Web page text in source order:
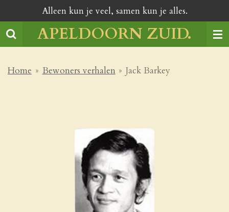
direct
naar
de
APELDOORN ZUID.
Alleen kun je veel, samen kun je alles.
Home » Bewoners verhalen » Jack Barkey